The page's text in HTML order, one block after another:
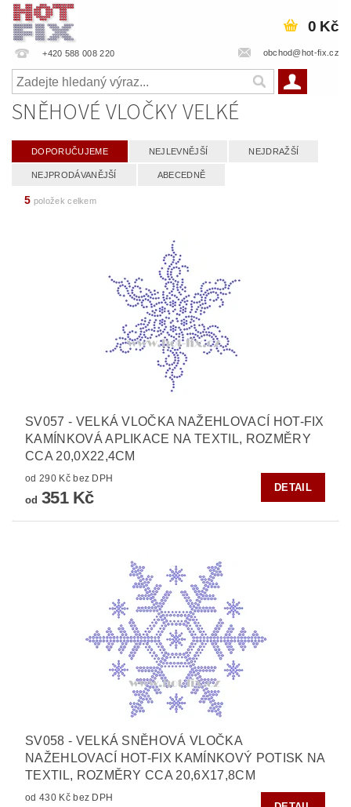
+420 588 008 220 obchod@hot-fix.cz
0 Kč
SNĚHOVÉ VLOČKY VELKÉ
DOPORUČUJEME NEJLEVNĚJŠÍ NEJDRAŽŠÍ
NEJPRODÁVANĚJŠÍ ABECEDNĚ
5 položek celkem
SV057 - VELKÁ VLOČKA NAŽEHLOVACÍ HOT-FIX
KAMÍNKOVÁ APLIKACE NA TEXTIL, ROZMĚRY
CCA 20,0X22,4CM
od 290 Kč bez DPH
od 351 Kč
DETAIL
SV058 - VELKÁ SNĚHOVÁ VLOČKA
NAŽEHLOVACÍ HOT-FIX KAMÍNKOVÝ POTISK NA
TEXTIL, ROZMĚRY CCA 20,6X17,8CM
od 430 Kč bez DPH